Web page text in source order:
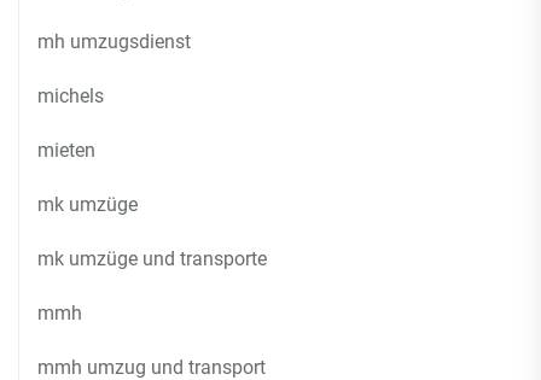
mh umzugsdienst
michels
mieten
mk umzüge
mk umzüge und transporte
mmh
mmh umzug und transport